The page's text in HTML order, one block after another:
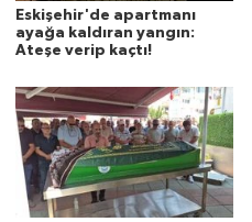
Eskişehir'de apartmanı
ayağa kaldıran yangın:
Ateşe verip kaçtı!